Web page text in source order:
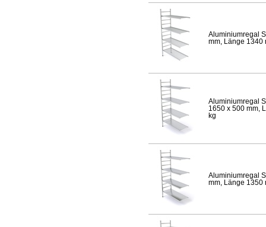
Aluminiumregal
mm, Länge 1340
Aluminiumregal
1650 x 500 mm,
kg
Aluminiumregal
mm, Länge 1350